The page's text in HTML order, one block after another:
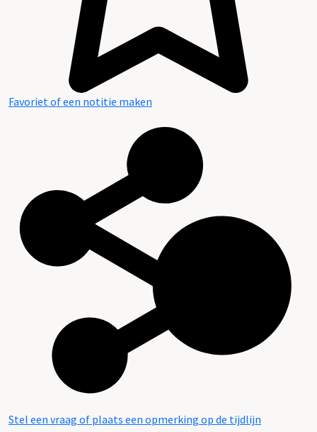
Favoriet of een notitie maken
Stel een vraag of plaats een opmerking op de tijdlijn